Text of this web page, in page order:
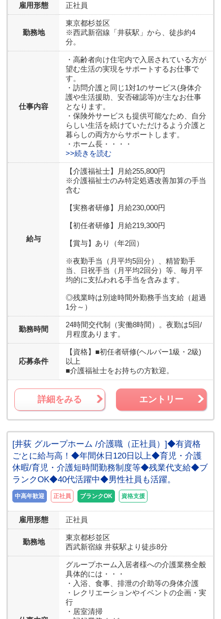
雇用形態 正社員
勤務地
東京都杉並区
※西武新宿線「井荻駅」から、徒歩約4
分。
仕事内容
・高齢者向け住宅内で入居されている方が
望む生活の実現をサポートするお仕事で
す。
・訪問介護と同じ1対1のサービス(身体介
護や生活援助、安否確認等)が主なお仕事
となります。
・保険外サービスも提供可能なため、自分
らしい生活を続けていただけるよう介護と
暮らしの両方からサポートします。
・ホーム長・・・・
>>続きを読む
給与
【介護福祉士】月給255,800円
※介護福祉士のみ特定処遇改善加算の手当
含む
【実務者研修】月給230,000円
【初任者研修】月給219,300円
【賞与】あり（年2回）
※夜勤手当（月平均5回分）、精皆勤手
当、日祝手当（月平均2回分）等、毎月平
均的に支払われる手当を含みます。
◎残業時は別途時間外勤務手当支給（超過
1分～）
勤務時間
24時間交代制（実働8時間）。夜勤は5回/
月程度あります。
応募条件
【資格】 ■初任者研修(ヘルパー1級・2級)
以上
■介護福祉士をお持ちの方歓迎。
詳細をみる エントリー
[井荻 グループホーム /介護職（正社員）]◆有資格
ごとに給与高！◆年間休日120日以上◆育児・介護
休暇/育児・介護短時間勤務制度等◆残業代支給◆ブ
ランクOK◆40代活躍中◆男性社員も活躍。
中高年歓迎 正社員 ブランクOK 資格支援
雇用形態 正社員
勤務地
東京都杉並区
西武新宿線 井荻駅より徒歩8分
グループホーム入居者様への介護業務全般
具体的には・・・
・入浴、食事、排泄の介助等の身体介護
・レクリエーションやイベントの企画・実
行
・居室清掃